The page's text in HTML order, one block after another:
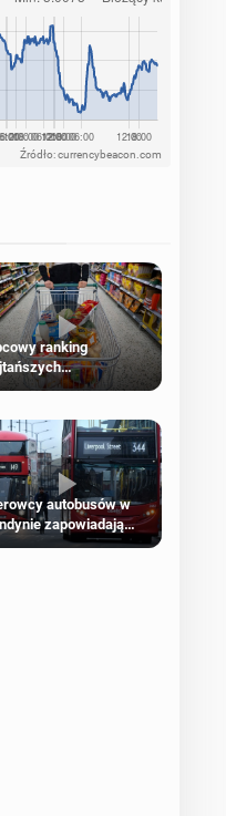
Źródło: currencybeacon.com
ranking
autobusów w
zapowiadają